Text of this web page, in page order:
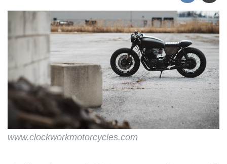
www.clockworkmotorcycles.com